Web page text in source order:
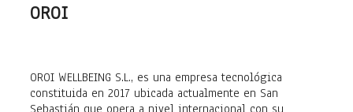
OROI
OROI WELLBEING S.L., es una empresa tecnológica
constituida en 2017 ubicada actualmente en San